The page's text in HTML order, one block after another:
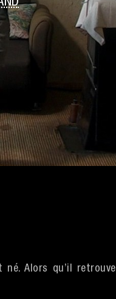
Alors qu’il retrouve